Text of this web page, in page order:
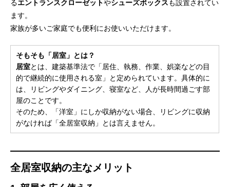
るエントランスクローゼットやシューズボックスも設置されてい
ます。
家族が多いご家庭でも便利にお使いいただけます。
そもそも「居室」とは？
居室とは、建築基準法で「居住、執務、作業、娯楽などの目
的で継続的に使用される室」と定められています。具体的に
は、リビングやダイニング、寝室など、人が長時間過ごす部
屋のことです。
そのため、「洋室」にしか収納がない場合、リビングに収納
がなければ「全居室収納」とは言えません。
全居室収納の主なメリット